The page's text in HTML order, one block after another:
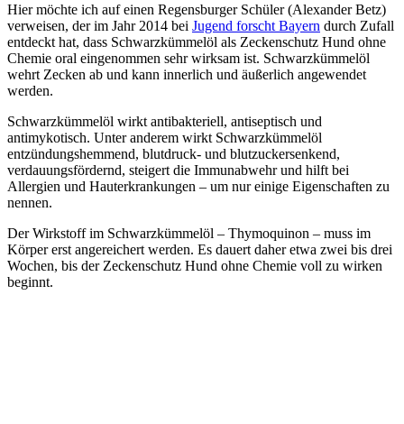
Hier möchte ich auf einen Regensburger Schüler (Alexander Betz)
verweisen, der im Jahr 2014 bei Jugend forscht Bayern durch Zufall
entdeckt hat, dass Schwarzkümmelöl als Zeckenschutz Hund ohne
Chemie oral eingenommen sehr wirksam ist. Schwarzkümmelöl
wehrt Zecken ab und kann innerlich und äußerlich angewendet
werden.
Schwarzkümmelöl wirkt antibakteriell, antiseptisch und
antimykotisch. Unter anderem wirkt Schwarzkümmelöl
entzündungshemmend, blutdruck- und blutzuckersenkend,
verdauungsfördernd, steigert die Immunabwehr und hilft bei
Allergien und Hauterkrankungen – um nur einige Eigenschaften zu
nennen.
Der Wirkstoff im Schwarzkümmelöl – Thymoquinon – muss im
Körper erst angereichert werden. Es dauert daher etwa zwei bis drei
Wochen, bis der Zeckenschutz Hund ohne Chemie voll zu wirken
beginnt.